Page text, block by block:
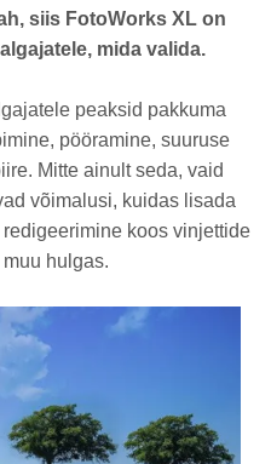
siis FotoWorks XL on
mida valida.
peaksid pakkuma
pööramine, suuruse
Mitte ainult seda, vaid
võimalusi, kuidas lisada
koos vinjettide
hulgas.